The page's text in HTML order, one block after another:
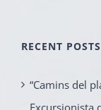
RECENT POSTS
“Camins del